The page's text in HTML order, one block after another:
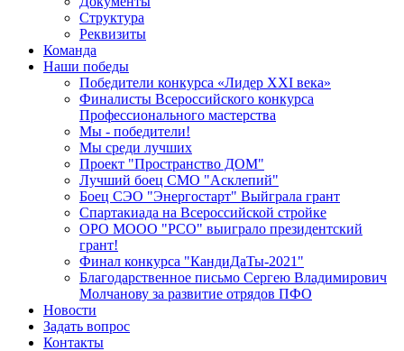
Структура
Реквизиты
Команда
Наши победы
Победители конкурса «Лидер XXI века»
Финалисты Всероссийского конкурса
Профессионального мастерства
Мы - победители!
Мы среди лучших
Проект "Пространство ДОМ"
Лучший боец СМО "Асклепий"
Боец СЭО "Энергостарт" Выйграла грант
Спартакиада на Всероссийской стройке
ОРО МООО "РСО" выиграло президентский
грант!
Финал конкурса "КандиДаТы-2021"
Благодарственное письмо Сергею Владимирович
Молчанову за развитие отрядов ПФО
Новости
Задать вопрос
Контакты